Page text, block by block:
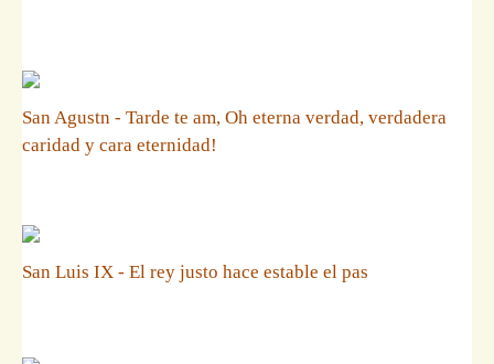
San Agustn - Tarde te am, Oh eterna verdad, verdadera
caridad y cara eternidad!
San Luis IX - El rey justo hace estable el pas